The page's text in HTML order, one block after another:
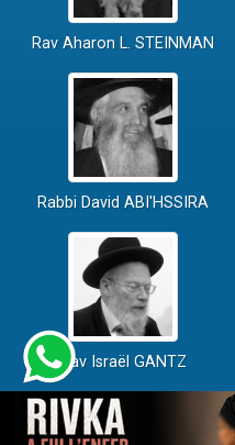
Rav Aharon L. STEINMAN
Rabbi David ABI'HSSIRA
Rav Israël GANTZ